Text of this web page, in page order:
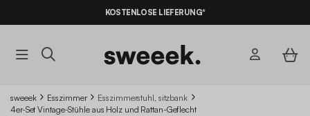
KOSTENLOSE LIEFERUNG*
sweeek Esszimmer
Esszimmerstuhl, sitzbank
4er-Set Vintage-Stühle aus Holz und Rattan-Geflecht